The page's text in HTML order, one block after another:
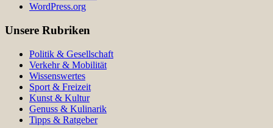
WordPress.org
Unsere Rubriken
Politik & Gesellschaft
Verkehr & Mobilität
Wissenswertes
Sport & Freizeit
Kunst & Kultur
Genuss & Kulinarik
Tipps & Ratgeber